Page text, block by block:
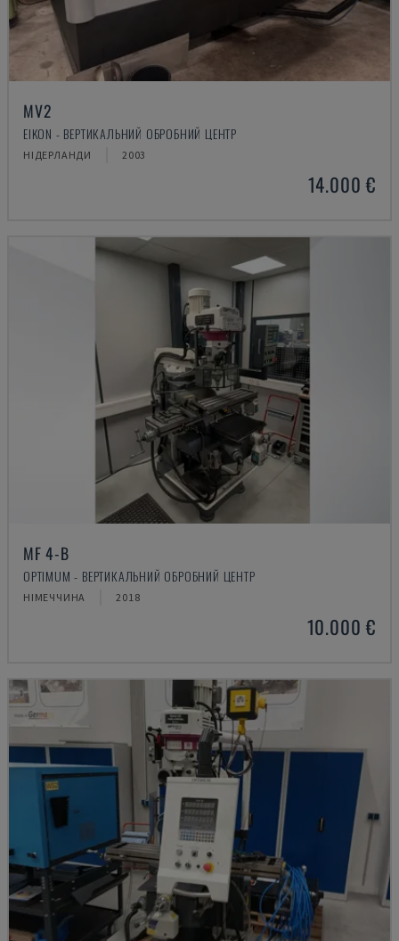
MV2
EIKON - ВЕРТИКАЛЬНИЙ ОБРОБНИЙ ЦЕНТР
НІДЕРЛАНДИ 2003
14.000 €
MF 4-B
OPTIMUM - ВЕРТИКАЛЬНИЙ ОБРОБНИЙ ЦЕНТР
НІМЕЧЧИНА 2018
10.000 €